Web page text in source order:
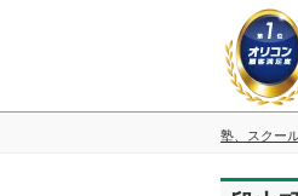
塾、スクー